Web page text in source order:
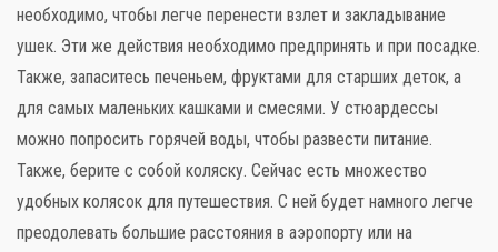
необходимо, чтобы легче перенести взлет и закладывание
ушек. Эти же действия необходимо предпринять и при посадке.
Также, запаситесь печеньем, фруктами для старших деток, а
для самых маленьких кашками и смесями. У стюардессы
можно попросить горячей воды, чтобы развести питание.
Также, берите с собой коляску. Сейчас есть множество
удобных колясок для путешествия. С ней будет намного легче
преодолевать большие расстояния в аэропорту или на